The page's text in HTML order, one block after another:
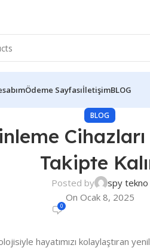
Ödeme SayfasıİletişimBLOG
BLOG
Takipte
Posted by
spy tekno
On Ocak 8, 2025
0
hayatımızı kolaylaştıran